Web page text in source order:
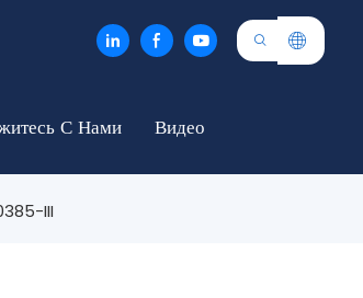
С Нами Видео
III